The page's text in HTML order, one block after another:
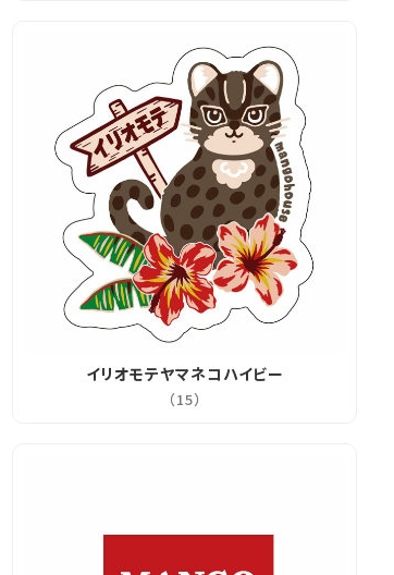
イリオモテヤマネコハイビー
（15）